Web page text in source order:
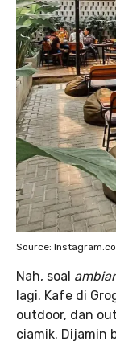
Source:
Nah, soal
lagi. Kafe di
outdoor, dan
ciamik. Dijamin